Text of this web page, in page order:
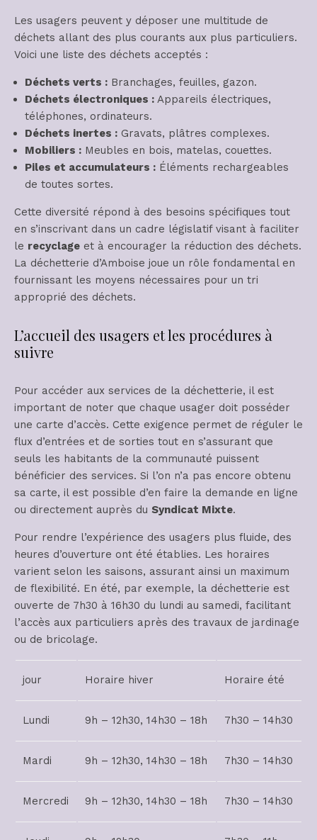
Les usagers peuvent y déposer une multitude de
déchets allant des plus courants aux plus particuliers.
Voici une liste des déchets acceptés :
Déchets verts : Branchages, feuilles, gazon.
Déchets électroniques : Appareils électriques,
téléphones, ordinateurs.
Déchets inertes : Gravats, plâtres complexes.
Mobiliers : Meubles en bois, matelas, couettes.
Piles et accumulateurs : Éléments rechargeables
de toutes sortes.
Cette diversité répond à des besoins spécifiques tout
en s’inscrivant dans un cadre législatif visant à faciliter
le recyclage et à encourager la réduction des déchets.
La déchetterie d’Amboise joue un rôle fondamental en
fournissant les moyens nécessaires pour un tri
approprié des déchets.
L’accueil des usagers et les procédures à
suivre
Pour accéder aux services de la déchetterie, il est
important de noter que chaque usager doit posséder
une carte d’accès. Cette exigence permet de réguler le
flux d’entrées et de sorties tout en s’assurant que
seuls les habitants de la communauté puissent
bénéficier des services. Si l’on n’a pas encore obtenu
sa carte, il est possible d’en faire la demande en ligne
ou directement auprès du Syndicat Mixte.
Pour rendre l’expérience des usagers plus fluide, des
heures d’ouverture ont été établies. Les horaires
varient selon les saisons, assurant ainsi un maximum
de flexibilité. En été, par exemple, la déchetterie est
ouverte de 7h30 à 16h30 du lundi au samedi, facilitant
l’accès aux particuliers après des travaux de jardinage
ou de bricolage.
jour Horaire hiver Horaire été
Lundi 9h – 12h30, 14h30 – 18h 7h30 – 14h30
Mardi 9h – 12h30, 14h30 – 18h 7h30 – 14h30
Mercredi 9h – 12h30, 14h30 – 18h 7h30 – 14h30